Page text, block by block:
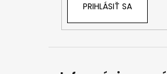
PRIHLÁSIŤ SA